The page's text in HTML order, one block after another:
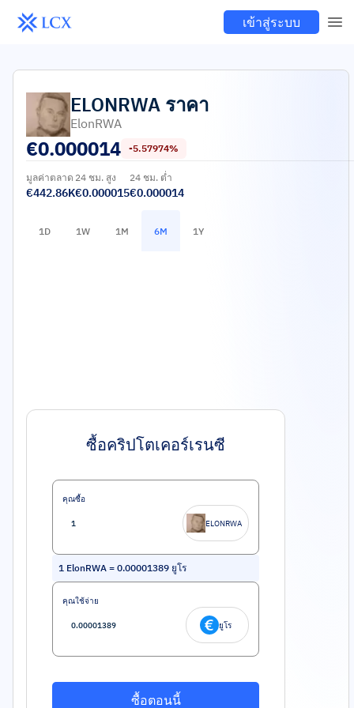
เข้าสู่ระบบ
ELONRWA ราคา
ElonRWA
€0.000014 -5.57974%
มูลค่าตลาด
€442.86K
24 ชม. สูง
€0.000015
24 ชม. ต่ำ
€0.000014
1D 1W 1M 6M 1Y
ซื้อคริปโตเคอร์เรนซี
คุณซื้อ
ELONRWA
1 ElonRWA = 0.00001389 ยูโร
คุณใช้จ่าย
ยูโร
ซื้อตอนนี้